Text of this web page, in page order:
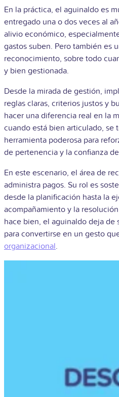
En la práctica, el aguinaldo es
entregado una o dos veces al
alivio económico,
gastos suben. Pero también es
reconocimiento, sobre todo
y bien gestionada.
Desde la mirada de gestión,
reglas claras, criterios justos y
hacer una diferencia real en la
cuando está bien articulado, se
herramienta poderosa para
de pertenencia y la confianza
En este escenario, el área de
administra pagos. Su rol es
desde la planificación hasta la
acompañamiento y la
hace bien, el aguinaldo deja de
para convertirse en un gesto
organizacional.